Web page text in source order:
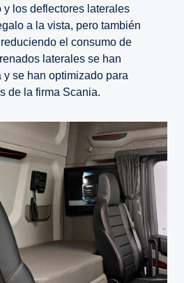
los deflectores laterales
a la vista, pero también
el consumo de
laterales se han
se han optimizado para
de la firma Scania.